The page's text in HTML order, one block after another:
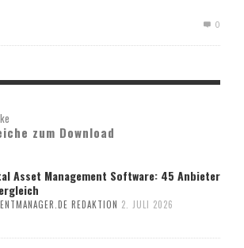
0
zum Download
Asset Management Software: 45 Anbieter
REDAKTION 2. JULI 2026